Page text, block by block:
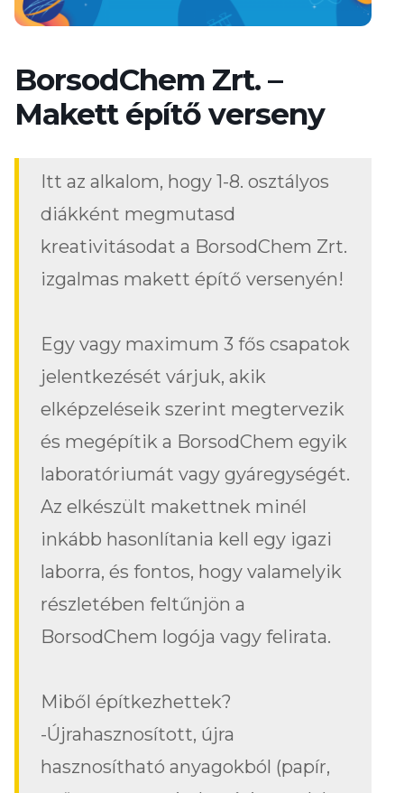
BorsodChem Zrt. –
Makett építő verseny
Itt az alkalom, hogy 1-8. osztályos
diákként megmutasd
kreativitásodat a BorsodChem Zrt.
izgalmas makett építő versenyén!
Egy vagy maximum 3 fős csapatok
jelentkezését várjuk, akik
elképzeléseik szerint megtervezik
és megépítik a BorsodChem egyik
laboratóriumát vagy gyáregységét.
Az elkészült makettnek minél
inkább hasonlítania kell egy igazi
laborra, és fontos, hogy valamelyik
részletében feltűnjön a
BorsodChem logója vagy felirata.
Miből építkezhettek?
-Újrahasznosított, újra
hasznosítható anyagokból (papír,